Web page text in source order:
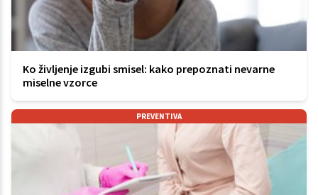
Ko življenje izgubi smisel: kako prepoznati nevarne
miselne vzorce
PREVENTIVA